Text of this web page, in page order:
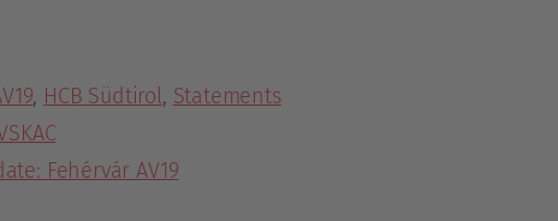
, HCB Südtirol, Statements
Fehérvár AV19